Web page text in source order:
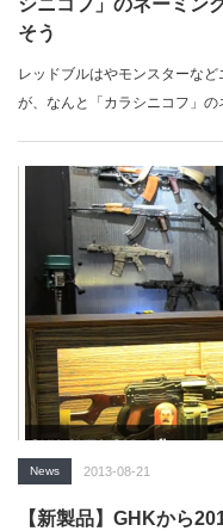
シニコフ」のネーミン
そう
レッドブルはやモンスターな
が、なんと「カラシニコフ」
News 2013-08-21
【新製品】GHKから